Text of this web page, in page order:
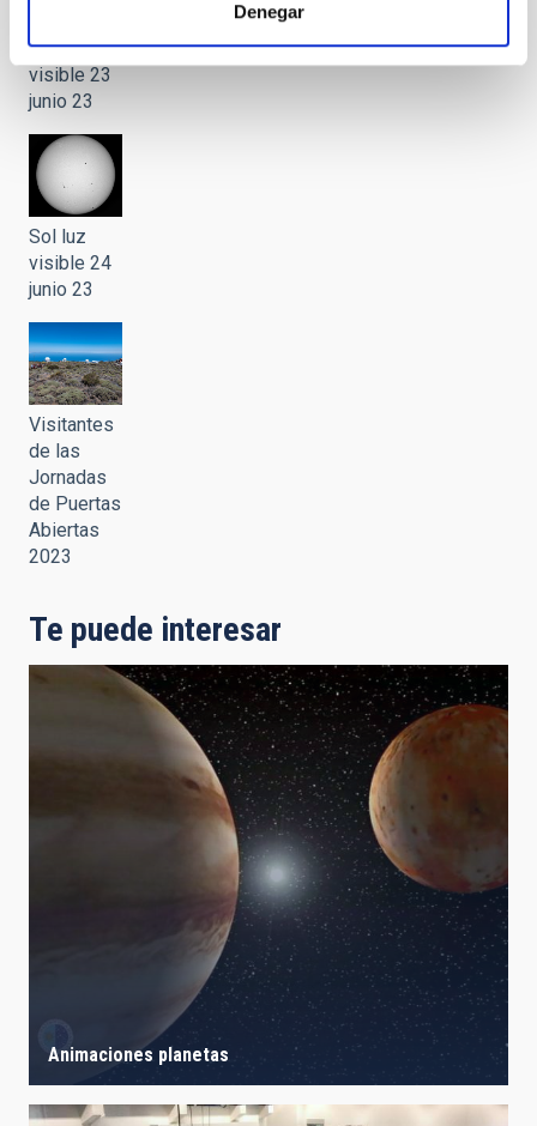
Denegar
Sol luz
visible 23
junio 23
Sol luz
visible 24
junio 23
Visitantes
de las
Jornadas
de Puertas
Abiertas
2023
Te puede interesar
Animaciones planetas